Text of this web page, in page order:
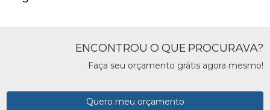
ENCONTROU O QUE PROCURAVA?
Faça seu orçamento grátis agora mesmo!
Quero meu orçamento